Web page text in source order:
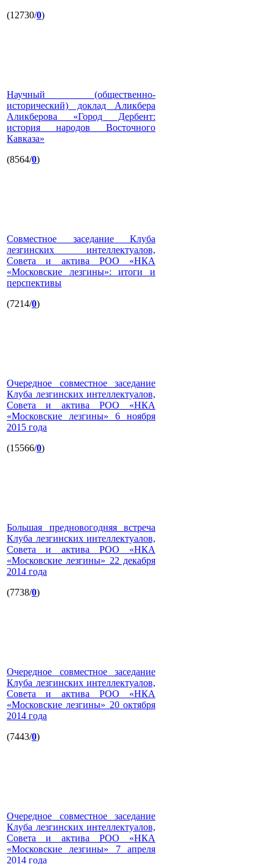
(12730/0)
Научный (общественно-
исторический) доклад Аликбера
Аликберова «Город Дербент:
история народов Восточного
Кавказа»
(8564/0)
Совместное заседание Клуба
лезгинских интеллектуалов,
Совета и актива РОО «НКА
«Московские лезгины»: итоги и
перспективы
(7214/0)
Очередное совместное заседание
Клуба лезгинских интеллектуалов,
Совета и актива РОО «НКА
«Московские лезгины» 6 ноября
2015 года
(15566/0)
Большая предновогодняя встреча
Клуба лезгинских интеллектуалов,
Совета и актива РОО «НКА
«Московские лезгины» 22 декабря
2014 года
(7738/0)
Очередное совместное заседание
Клуба лезгинских интеллектуалов,
Совета и актива РОО «НКА
«Московские лезгины» 20 октября
2014 года
(7443/0)
Очередное совместное заседание
Клуба лезгинских интеллектуалов,
Совета и актива РОО «НКА
«Московские лезгины» 7 апреля
2014 года